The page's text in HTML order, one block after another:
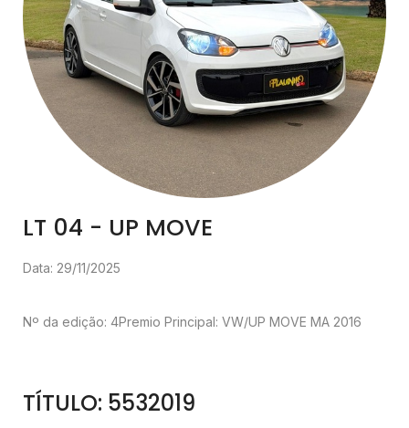
LT 04 - UP MOVE
Data: 29/11/2025
Nº da edição: 4Premio Principal: VW/UP MOVE MA 2016
TÍTULO: 5532019